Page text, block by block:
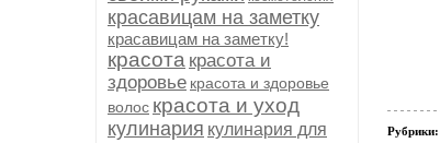
красавицам на заметку
красавицам на заметку!
красота красота и
здоровье красота и здоровье
волос красота и уход
кулинария кулинария для
Рубрики: